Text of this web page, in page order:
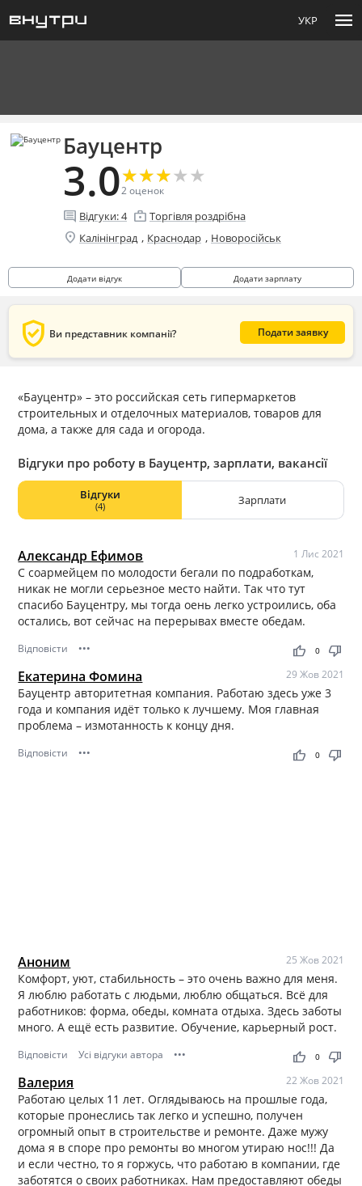
УКР menu
Бауцентр
3.0★
★★
★★
★★
★★
★
2оценок
comment Відгуки:4 enterprise Торгівля роздрібна
location_on Калінінград , Краснодар , Новоросійськ
Додати відгук Додати зарплату
verified_user Ви представник компанії? Подати заявку
«Бауцентр» – это российская сеть гипермаркетов
строительных и отделочных материалов, товаров для
дома, а также для сада и огорода.
Відгуки про роботу в Бауцентр, зарплати, вакансії
Відгуки
(4) Зарплати
Александр Ефимов 1 Лис 2021
С соармейцем по молодости бегали по подработкам,
никак не могли серьезное место найти. Так что тут
спасибо Бауцентру, мы тогда оень легко устроились, оба
остались, вот сейчас на перерывах вместе обедам.
Відповісти ••• thumb_up thumb_down
0
Екатерина Фомина 29 Жов 2021
Бауцентр авторитетная компания. Работаю здесь уже 3
года и компания идёт только к лучшему. Моя главная
проблема – измотанность к концу дня.
Відповісти ••• thumb_up thumb_down
0
Аноним 25 Жов 2021
Комфорт, уют, стабильность – это очень важно для меня.
Я люблю работать с людьми, люблю общаться. Всё для
работников: форма, обеды, комната отдыха. Здесь заботы
много. А ещё есть развитие. Обучение, карьерный рост.
Відповісти Усі відгуки автора ••• thumb_up thumb_down
0
Валерия 22 Жов 2021
Работаю целых 11 лет. Оглядываюсь на прошлые года,
которые пронеслись так легко и успешно, получен
огромный опыт в строительстве и ремонте. Даже мужу
дома я в споре про ремонты во многом утираю нос!!! Да
и если честно, то я горжусь, что работаю в компании, где
заботятся о своих работниках. Нам предоставляют обеды